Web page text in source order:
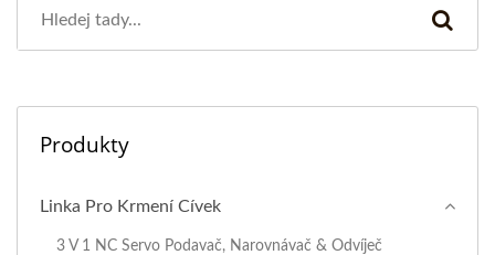
Produkty
Linka Pro Krmení Cívek
3 V 1 NC Servo Podavač, Narovnávač & Odvíječ